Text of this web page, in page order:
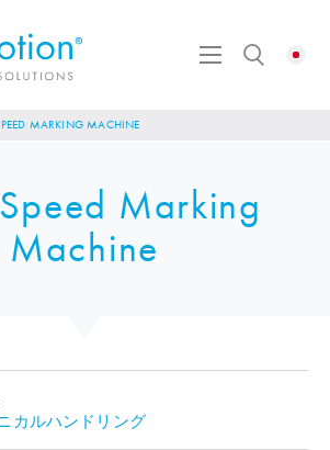
MARKING MACHINE
Marking
Machine
カルハンドリング